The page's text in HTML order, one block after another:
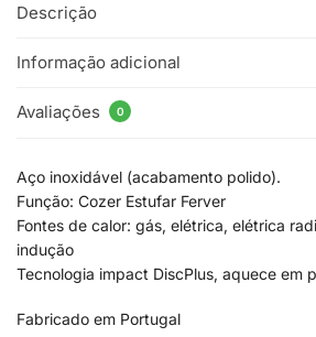
Descrição
Informação adicional
Avaliações 0
Aço inoxidável (acabamento polido).
Função: Cozer Estufar Ferver
Fontes de calor: gás, elétrica, elétrica
indução
Tecnologia impact DiscPlus, aquece em
Fabricado em Portugal